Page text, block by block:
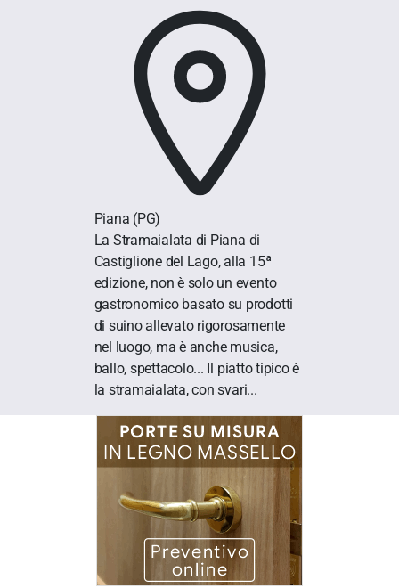
Piana (PG)
La Stramaialata di Piana di
Castiglione del Lago, alla 15ª
edizione, non è solo un evento
gastronomico basato su prodotti
di suino allevato rigorosamente
nel luogo, ma è anche musica,
ballo, spettacolo... Il piatto tipico è
la stramaialata, con svari...